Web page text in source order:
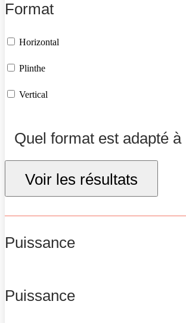
Format
Horizontal
Plinthe
Vertical
Quel format est adapté
Voir les résultats
Puissance
Puissance